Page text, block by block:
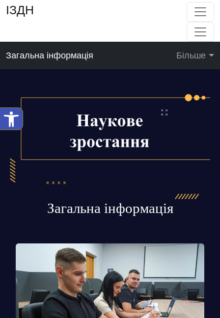
ІЗДН
Загальна інформація Більше
Загальна інформація